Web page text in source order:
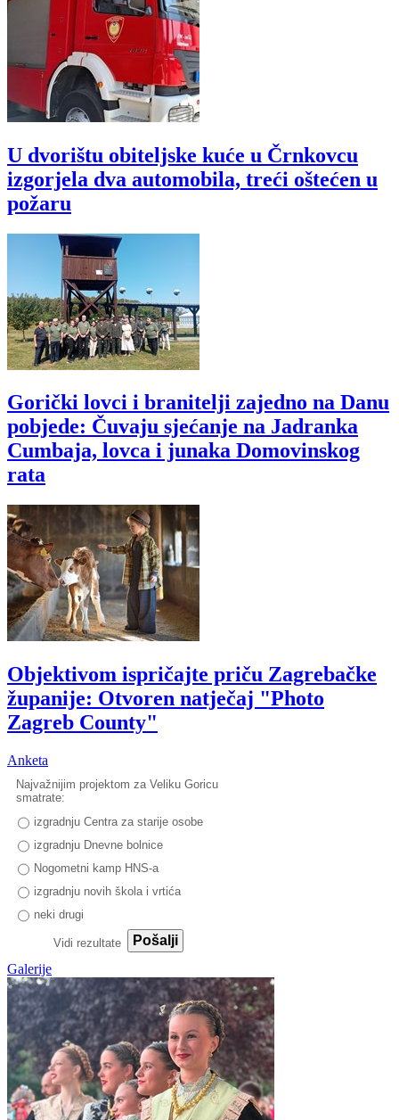
U dvorištu obiteljske kuće u Črnkovcu
izgorjela dva automobila, treći oštećen u
požaru
Gorički lovci i branitelji zajedno na Danu
pobjede: Čuvaju sjećanje na Jadranka
Cumbaja, lovca i junaka Domovinskog
rata
Objektivom ispričajte priču Zagrebačke
županije: Otvoren natječaj "Photo
Zagreb County"
Anketa
Najvažnijim projektom za Veliku Goricu
smatrate:
izgradnju Centra za starije osobe
izgradnju Dnevne bolnice
Nogometni kamp HNS-a
izgradnju novih škola i vrtića
neki drugi
Vidi rezultate
Pošalji
Galerije